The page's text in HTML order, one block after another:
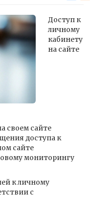
Доступ к
личному
кабинету
на сайте
своем сайте
доступа к
сайте
мониторингу
к личному
с